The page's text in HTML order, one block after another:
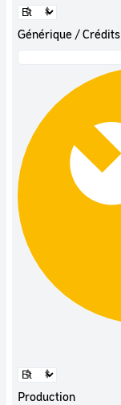
Générique / Crédits
Production